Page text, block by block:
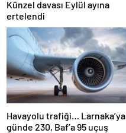
Künzel davası Eylül ayına
ertelendi
Havayolu trafiği… Larnaka’ya
günde 230, Baf’a 95 uçuş